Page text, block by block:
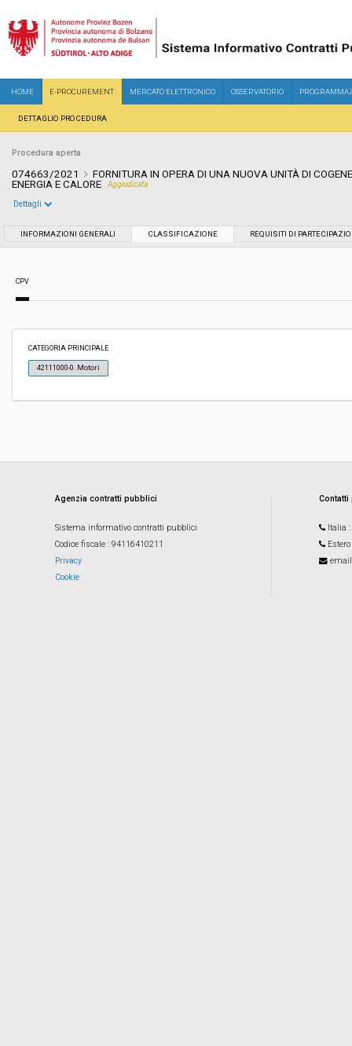
HOME E-PROCUREMENT MERCATO ELETTRONICO OSSERVATORIO
DETTAGLIO PROCEDURA
Procedura aperta
074663/2021
FORNITURA IN OPERA DI UNA NUOVA UNITÀ DI
ENERGIA E CALORE
Aggiudicata
Servizi sociali: No
Dettagli
INFORMAZIONI GENERALI CLASSIFICAZIONE REQUISITI DI
CPV
CATEGORIA PRINCIPALE
42111000-0. Motori
Agenzia contratti pubblici
Sistema informativo contratti pubblici
Codice fiscale : 94116410211
Privacy
Cookie
Italia
Estero
email